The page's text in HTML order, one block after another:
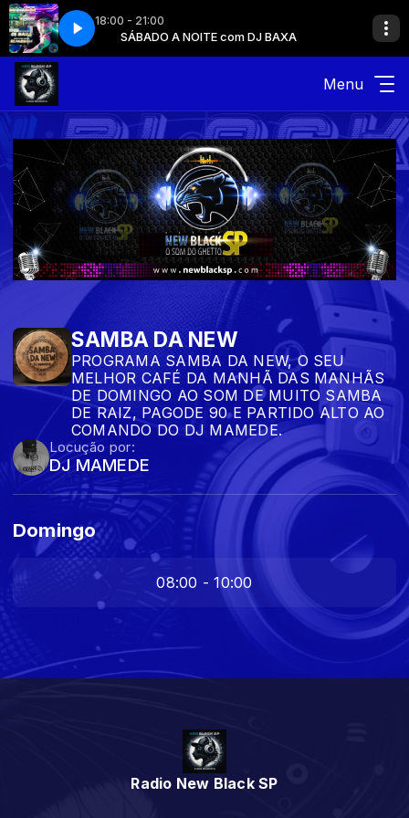
18:00 - 21:00
BAXA SÁBADO A NOITE com DJ BAXA
Menu
SAMBA DA NEW
PROGRAMA SAMBA DA NEW, O SEU
MELHOR CAFÉ DA MANHÃ DAS MANHÃS
DE DOMINGO AO SOM DE MUITO SAMBA
DE RAIZ, PAGODE 90 E PARTIDO ALTO AO
COMANDO DO DJ MAMEDE.
Locução por:
DJ MAMEDE
Domingo
08:00 - 10:00
Radio New Black SP